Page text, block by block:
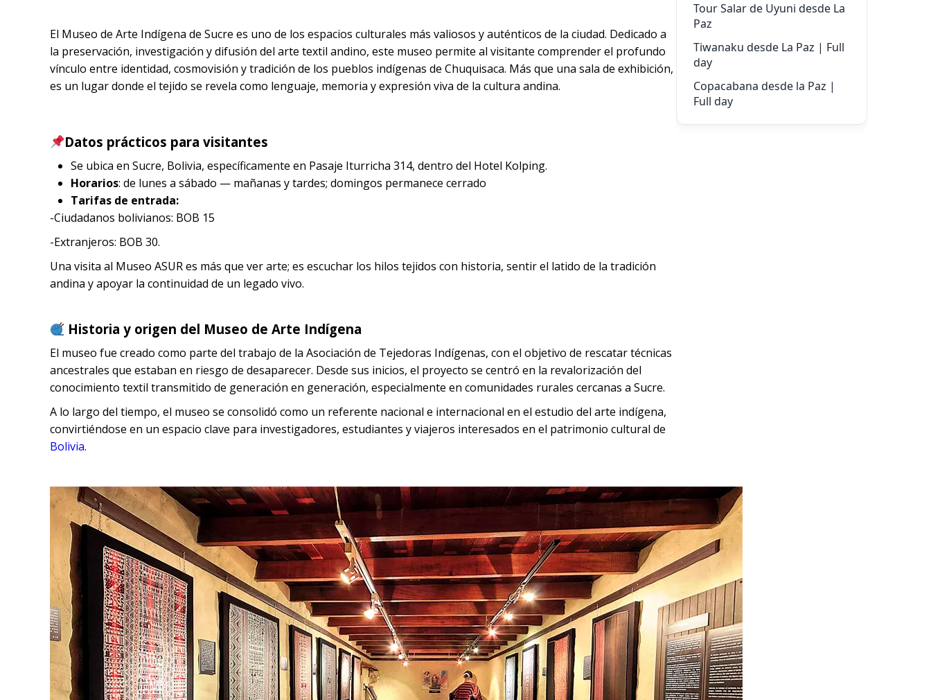
El Museo de Arte Indígena de Sucre es uno de los espacios culturales más valiosos y auténticos de la ciudad. Dedicado a
la preservación, investigación y difusión del arte textil andino, este museo permite al visitante comprender el profundo
vínculo entre identidad, cosmovisión y tradición de los pueblos indígenas de Chuquisaca. Más que una sala de exhibición,
es un lugar donde el tejido se revela como lenguaje, memoria y expresión viva de la cultura andina.
Datos prácticos para visitantes
Se ubica en Sucre, Bolivia, específicamente en Pasaje Iturricha 314, dentro del Hotel Kolping.
Horarios: de lunes a sábado — mañanas y tardes; domingos permanece cerrado
Tarifas de entrada:
-Ciudadanos bolivianos: BOB 15
-Extranjeros: BOB 30.
Una visita al Museo ASUR es más que ver arte; es escuchar los hilos tejidos con historia, sentir el latido de la tradición
andina y apoyar la continuidad de un legado vivo.
Historia y origen del Museo de Arte Indígena
El museo fue creado como parte del trabajo de la Asociación de Tejedoras Indígenas, con el objetivo de rescatar técnicas
ancestrales que estaban en riesgo de desaparecer. Desde sus inicios, el proyecto se centró en la revalorización del
conocimiento textil transmitido de generación en generación, especialmente en comunidades rurales cercanas a Sucre.
A lo largo del tiempo, el museo se consolidó como un referente nacional e internacional en el estudio del arte indígena,
convirtiéndose en un espacio clave para investigadores, estudiantes y viajeros interesados en el patrimonio cultural de
Bolivia.
Tour Salar de Uyuni desde La
Paz
Tiwanaku desde La Paz | Full
day
Copacabana desde la Paz |
Full day